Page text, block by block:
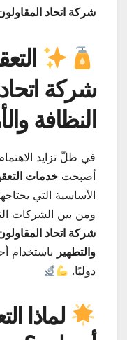
شركة اتحاد
شركة
النظافة
في ظلّ تزايد
أصبحت خدمات
الأساسية التي
ومن بين الشركات
شركة اتحاد
والتطهير باستخدام
دوليًا.
لماذا